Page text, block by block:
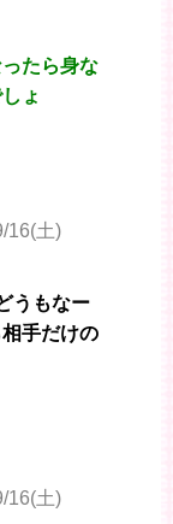
たら身な
ょ
16(土)
うもなー
手だけの
16(土)